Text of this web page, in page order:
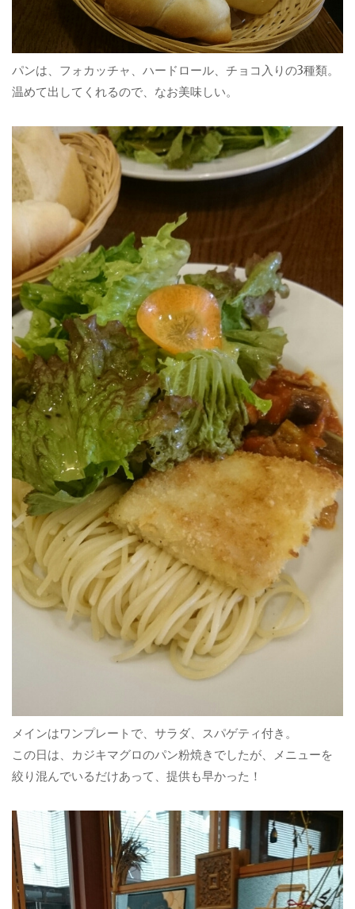
パンは、フォカッチャ、ハードロール、チョコ入りの3種類。
温めて出してくれるので、なお美味しい。
メインはワンプレートで、サラダ、スパゲティ付き。
この日は、カジキマグロのパン粉焼きでしたが、メニューを
絞り混んでいるだけあって、提供も早かった！